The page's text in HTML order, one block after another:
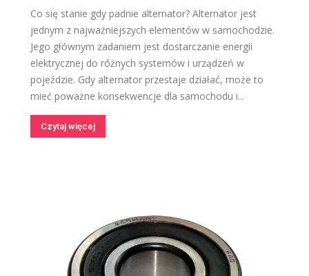
Co się stanie gdy padnie alternator? Alternator jest
jednym z najważniejszych elementów w samochodzie.
Jego głównym zadaniem jest dostarczanie energii
elektrycznej do różnych systemów i urządzeń w
pojeździe. Gdy alternator przestaje działać, może to
mieć poważne konsekwencje dla samochodu i...
Czytaj więcej